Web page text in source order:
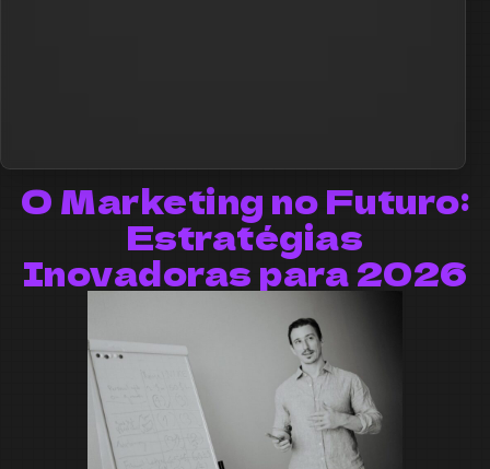
O Marketing no Futuro:
Estratégias
Inovadoras para 2026